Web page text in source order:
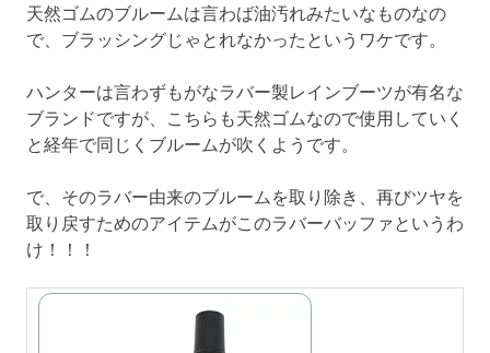
天然ゴムのブルームは言わば油汚れみたいなものなの
で、ブラッシングじゃとれなかったというワケです。
ハンターは言わずもがなラバー製レインブーツが有名な
ブランドですが、こちらも天然ゴムなので使用していく
と経年で同じくブルームが吹くようです。
で、そのラバー由来のブルームを取り除き、再びツヤを
取り戻すためのアイテムがこのラバーバッファというわ
け！！！